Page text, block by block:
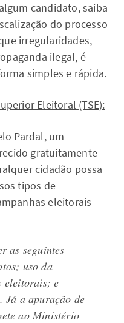
candidato, saiba
do processo
irregularidades,
ilegal, é
simples e rápida.
Eleitoral (TSE):
Pardal, um
gratuitamente
cidadão possa
tipos de
eleitorais
as seguintes
uso da
eleitorais; e
Já a apuração de
ao Ministério